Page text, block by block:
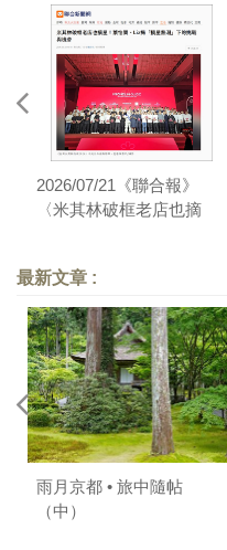
2026/07/21《聯合報》
〈米其林破框老店也摘
最新文章 :
雨月京都 • 旅中隨帖
（中）